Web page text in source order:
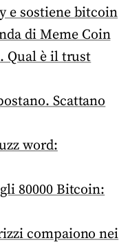
e sostiene bitcoin
di Meme Coin
Qual è il trust
Scattano
word:
80000 Bitcoin:
compaiono nei